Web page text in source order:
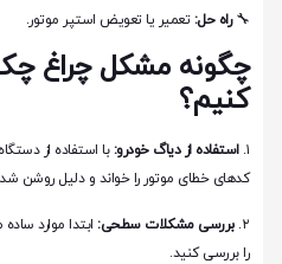
🔧راه حل: تعمیر یا تعویض استپر موتور.
چگونه مشکل چراغ
کنیم؟
۱. استفاده از دیاگ خودرو:
کدهای خطای موتور را خواند و دلیل روشن
۲. بررسی مشکلات سطحی: ابتدا موارد
را بررسی کنید.